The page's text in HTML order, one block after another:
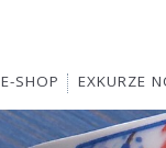
E-SHOP EXKURZE